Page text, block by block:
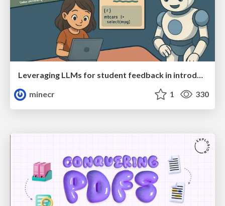
Leveraging LLMs for student feedback in introductory data science courses - posit::conf(2025)
minecr
1 330